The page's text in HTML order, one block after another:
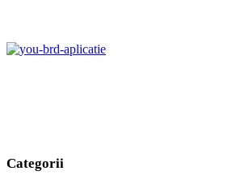
Categorii